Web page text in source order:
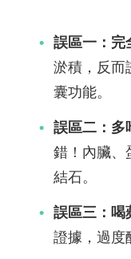
誤區一：完
淤積，反而
囊功能。
誤區二：多
錯！內臟、
結石。
誤區三：喝
證據，過度